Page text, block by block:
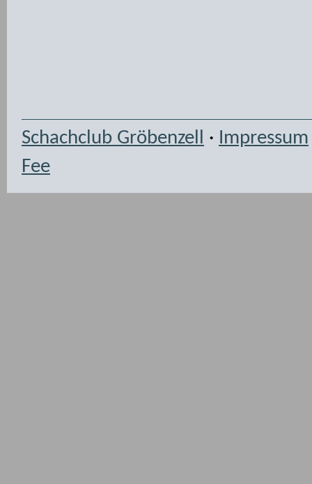
Schachclub Gröbenzell · Impressum
Fee